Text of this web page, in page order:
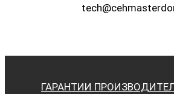
ГАРАНТИИ